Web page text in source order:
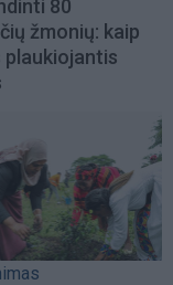
80
žmonių: kaip